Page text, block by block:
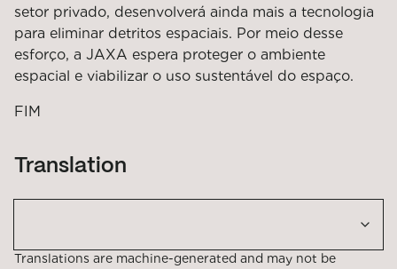
setor privado, desenvolverá ainda mais a tecnologia
para eliminar detritos espaciais. Por meio desse
esforço, a JAXA espera proteger o ambiente
espacial e viabilizar o uso sustentável do espaço.
FIM
Translation
Translations are machine-generated and may not be